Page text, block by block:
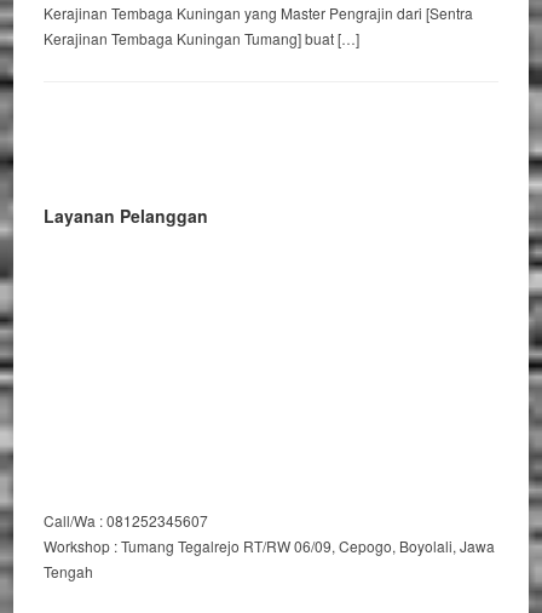
Kerajinan Tembaga Kuningan yang Master Pengrajin dari [Sentra
Kerajinan Tembaga Kuningan Tumang] buat […]
Layanan Pelanggan
Call/Wa : 081252345607
Workshop : Tumang Tegalrejo RT/RW 06/09, Cepogo, Boyolali, Jawa
Tengah